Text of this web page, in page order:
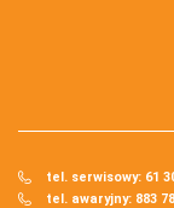
tel. serwisowy: 61
tel. awaryjny: 883